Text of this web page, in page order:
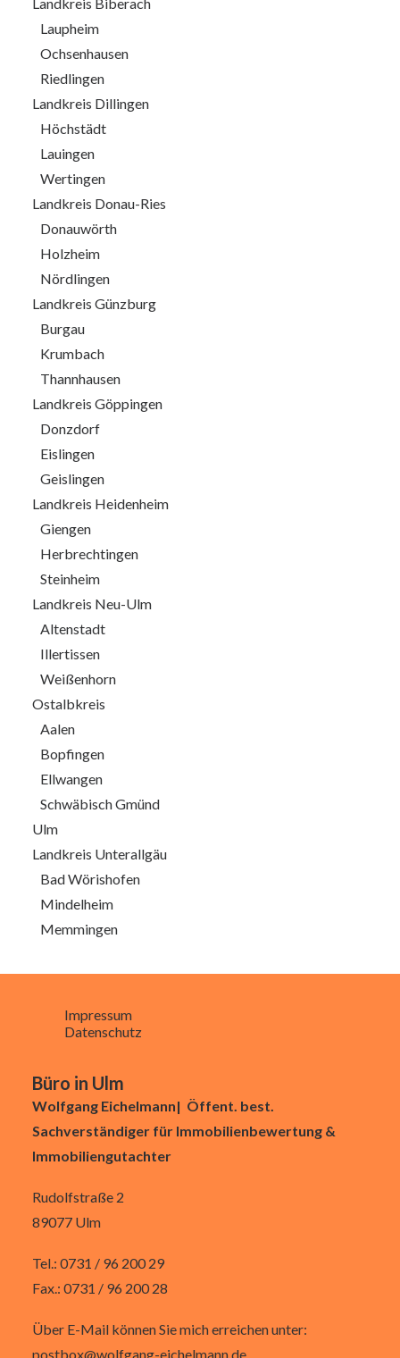
Laupheim
Ochsenhausen
Riedlingen
Landkreis Dillingen
Höchstädt
Lauingen
Wertingen
Landkreis Donau-Ries
Donauwörth
Holzheim
Nördlingen
Landkreis Günzburg
Burgau
Krumbach
Thannhausen
Landkreis Göppingen
Donzdorf
Eislingen
Geislingen
Landkreis Heidenheim
Giengen
Herbrechtingen
Steinheim
Landkreis Neu-Ulm
Altenstadt
Illertissen
Weißenhorn
Ostalbkreis
Aalen
Bopfingen
Ellwangen
Schwäbisch Gmünd
Ulm
Landkreis Unterallgäu
Bad Wörishofen
Mindelheim
Memmingen
Impressum
Datenschutz
Büro in Ulm
Wolfgang Eichelmann| Öffent. best.
Sachverständiger für Immobilienbewertung &
Immobiliengutachter
Rudolfstraße 2
89077 Ulm
Tel.: 0731 / 96 200 29
Fax.: 0731 / 96 200 28
Über E-Mail können Sie mich erreichen unter:
postbox@wolfgang-eichelmann.de